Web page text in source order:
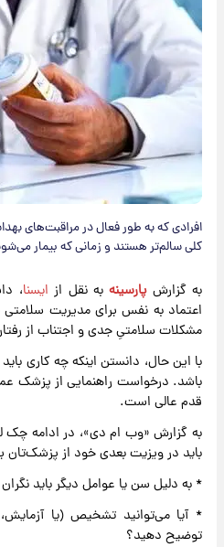
افرادی که به طور فعال در مراقبت‌های
کلی سالم‌تر هستند و زمانی که بیمار
به گزارشپارسینهبه نقل از ایسنا،
اعتماد به نفس برای مدیریت
مشکلات سلامتیِ جدی و اجتناب از
با این حال، دانستن اینکه چه کاری
باشد. درخواست راهنمایی از پزشک
قدم عالی است.
به گزارش «وب ام دی»، در ادامه چک
باید در ویزیت بعدی خود از پزشک‌تان
* به دلیل سن یا عوامل دیگر باید
* آیا می‌توانید تشخیص (یا
توضیح دهید؟